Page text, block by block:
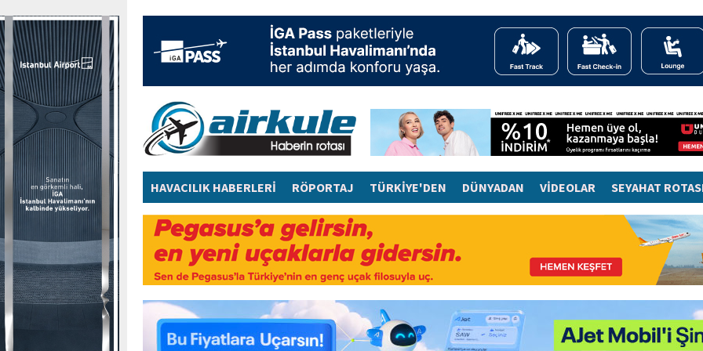
HAVACILIK HABERLERİ RÖPORTAJ TÜRKİYE'DEN DÜNYADAN VİDEOLAR SEYAHAT